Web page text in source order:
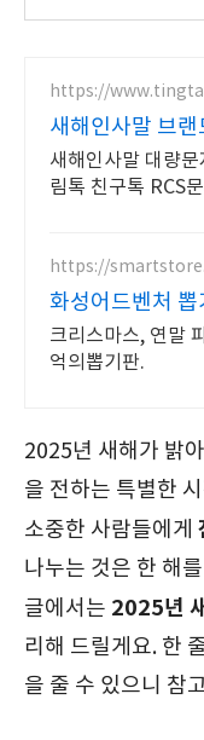
https://
새해인사말 브
새해인사말 대량
림톡 친구톡 RCS
https://
화성어드벤처 뽑
크리스마스, 연말 파티의 완성은. 추
억의뽑기판.
2025년 새해가 밝
을 전하는 특별한
소중한 사람들에게
나누는 것은 한 해
글에서는 2025년
리해 드릴게요. 한
을 줄 수 있으니 참